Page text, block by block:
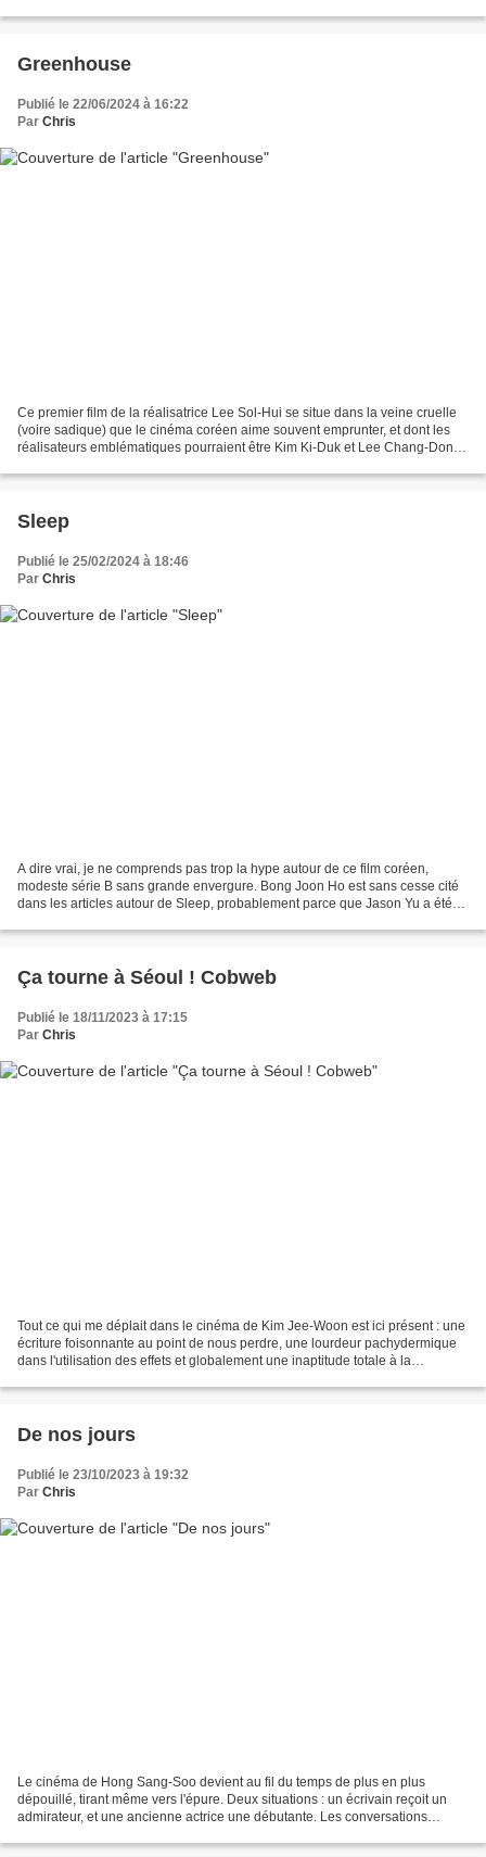
Greenhouse
Publié le 22/06/2024 à 16:22
Par Chris
Ce premier film de la réalisatrice Lee Sol-Hui se situe dans la veine cruelle
(voire sadique) que le cinéma coréen aime souvent emprunter, et dont les
réalisateurs emblématiques pourraient être Kim Ki-Duk et Lee Chang-Dong.
Sleep
Publié le 25/02/2024 à 18:46
Par Chris
A dire vrai, je ne comprends pas trop la hype autour de ce film coréen,
modeste série B sans grande envergure. Bong Joon Ho est sans cesse cité
dans les articles autour de Sleep, probablement parce que Jason Yu a été
Ça tourne à Séoul ! Cobweb
Publié le 18/11/2023 à 17:15
Par Chris
Tout ce qui me déplait dans le cinéma de Kim Jee-Woon est ici présent : une
écriture foisonnante au point de nous perdre, une lourdeur pachydermique
dans l'utilisation des effets et globalement une inaptitude totale à la
De nos jours
Publié le 23/10/2023 à 19:32
Par Chris
Le cinéma de Hong Sang-Soo devient au fil du temps de plus en plus
dépouillé, tirant même vers l'épure. Deux situations : un écrivain reçoit un
admirateur, et une ancienne actrice une débutante. Les conversations